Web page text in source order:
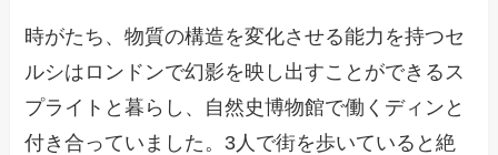
時がたち、物質の構造を変化させる能力を持つセ
ルシはロンドンで幻影を映し出すことができるス
プライトと暮らし、自然史博物館で働くディンと
付き合っていました。3人で街を歩いていると絶